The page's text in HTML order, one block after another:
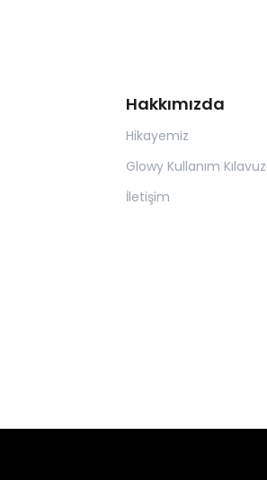
Hakkımızda
Hikayemiz
Glowy Kullanım
İletişim